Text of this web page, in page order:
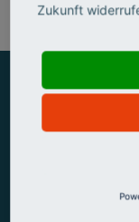
Zukunft